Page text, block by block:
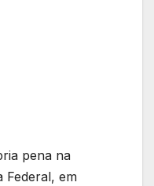
pena na
Federal, em